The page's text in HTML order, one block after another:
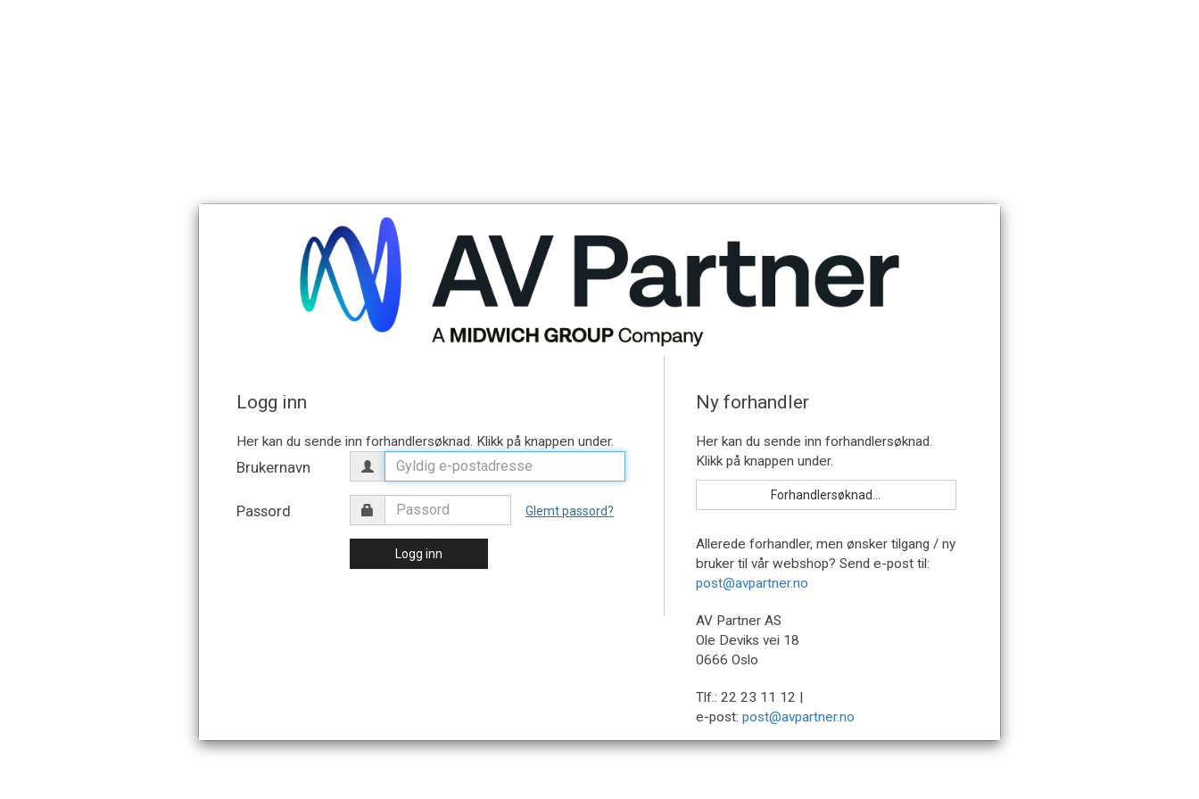
Logg inn
Brukernavn
Passord Glemt passord?
Logg inn
Ny forhandler
Allerede forhandler, men ønsker tilgang / ny
bruker til vår webshop? Send e-post til:
post@avpartner.no
AV Partner AS
Ole Deviks vei 18
0666 Oslo
Tlf.: 22 23 11 12 |
e-post: post@avpartner.no